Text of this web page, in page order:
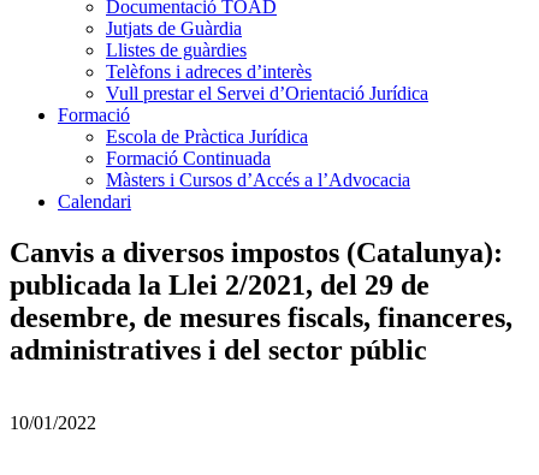
Documentació TOAD
Jutjats de Guàrdia
Llistes de guàrdies
Telèfons i adreces d’interès
Vull prestar el Servei d’Orientació Jurídica
Formació
Escola de Pràctica Jurídica
Formació Continuada
Màsters i Cursos d’Accés a l’Advocacia
Calendari
Canvis a diversos impostos (Catalunya):
publicada la Llei 2/2021, del 29 de
desembre, de mesures fiscals, financeres,
administratives i del sector públic
10/01/2022